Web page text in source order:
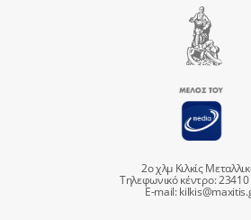
2ο χλμ Κιλκίς
Τηλεφωνικό κέντρο:
E-mail: